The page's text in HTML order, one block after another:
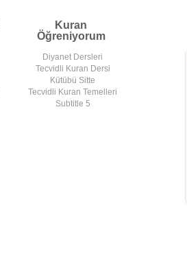
Kuran
Öğreniyorum
Diyanet Dersleri
Tecvidli Kuran Dersi
Kütübü Sitte
Tecvidli Kuran Temelleri
Subtitle 5